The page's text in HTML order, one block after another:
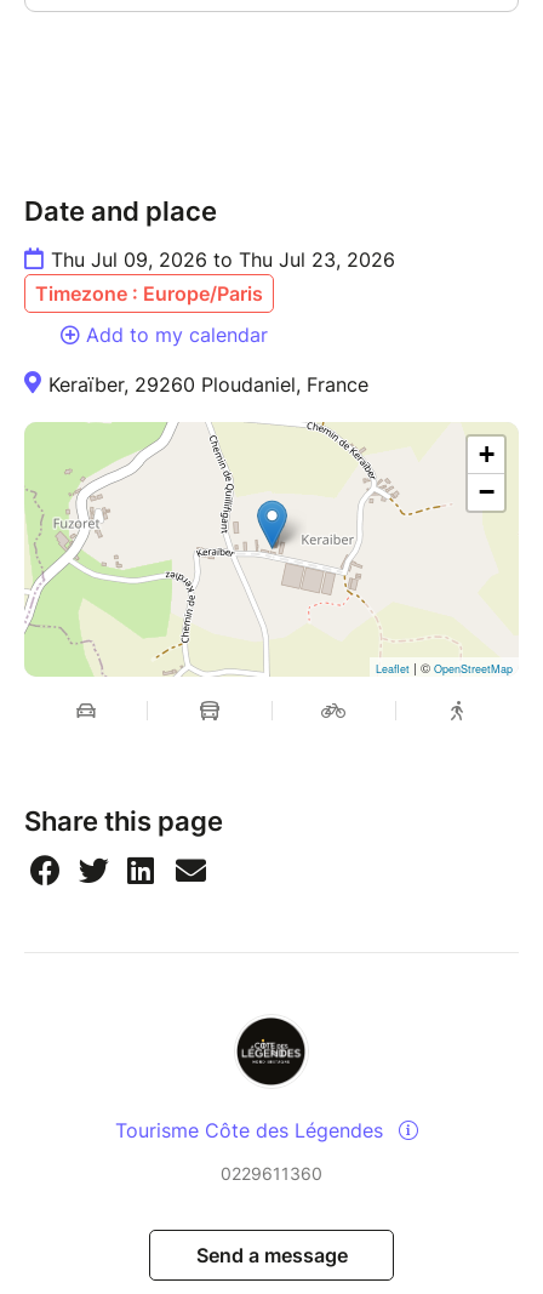
Date and place
Thu Jul 09, 2026 to Thu Jul 23, 2026
Timezone : Europe/Paris
Add to my calendar
Keraïber, 29260 Ploudaniel, France
+
−
Leaflet | © OpenStreetMap
Share this page
Tourisme Côte des Légendes
0229611360
Send a message